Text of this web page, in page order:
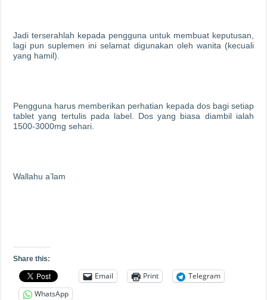
Jadi terserahlah kepada pengguna untuk membuat keputusan,
lagi pun suplemen ini selamat digunakan oleh wanita (kecuali
yang hamil).
Pengguna harus memberikan perhatian kepada dos bagi setiap
tablet yang tertulis pada label. Dos yang biasa diambil ialah
1500-3000mg sehari.
Wallahu a’lam
Share this:
Email Print
Telegram
WhatsApp